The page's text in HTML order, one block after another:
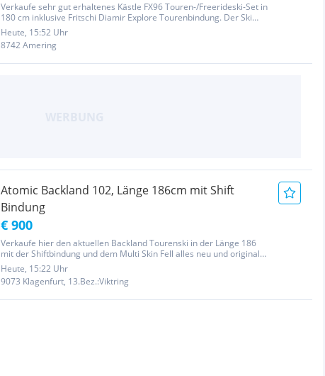
Verkaufe sehr gut erhaltenes Kästle FX96 Touren-/Freerideski-Set in
180 cm inklusive Fritschi Diamir Explore Tourenbindung. Der Ski
wurde nur ca. 10-mal verwendet und befindet sich insgesamt in
einem sehr guten, gepflegten Zustand. Normale, leichte...
Heute, 15:52 Uhr
8742 Amering
Atomic Backland 102, Länge 186cm mit Shift
Bindung
€ 900
Verkaufe hier den aktuellen Backland Tourenski in der Länge 186
mit der Shiftbindung und dem Multi Skin Fell alles neu und original
verpackt bei Fragen bitte einfach anrufen Verkaufspreis im
Geschäft 1400 €
Heute, 15:22 Uhr
9073 Klagenfurt, 13.Bez.:Viktring